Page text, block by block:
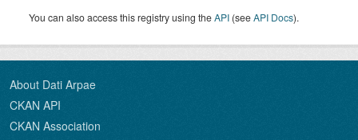
You can also access this registry using theAPI (seeAPI Docs).
About Dati Arpae
CKAN API
CKAN Association